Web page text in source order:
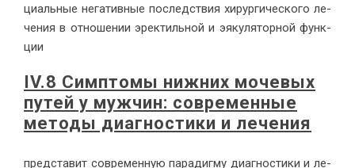
ци­аль­ные нега­тив­ные по­след­ствия хи­рур­ги­че­ско­го ле­
че­ния в от­но­ше­нии эрек­тиль­ной и эяку­ля­тор­ной функ­
ции
IV.8 Симптомы нижних мочевых
путей у мужчин: современные
методы диагностики и лечения
пред­ста­вит совре­мен­ную па­ра­диг­му ди­а­гно­сти­ки и ле­